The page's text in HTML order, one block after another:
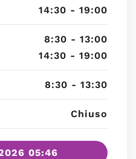
14:30 - 19:00
8:30 - 13:00
14:30 - 19:00
8:30 - 13:30
Chiuso
05:46